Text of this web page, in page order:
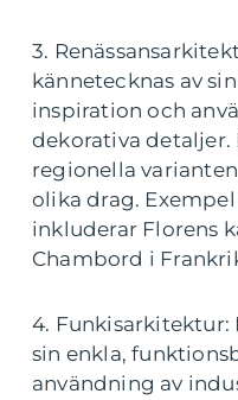
3.
kännetecknas av
inspiration och
dekorativa detaljer.
regionella
olika drag.
inkluderar Florens
Chambord i
4. Funkisarkitektur:
sin enkla,
användning av